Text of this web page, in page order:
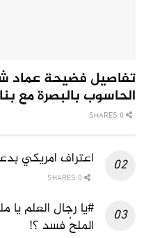
تفاصيل فضيحة عماد
الحاسوب بالبصرة مع
اعتراف امريكي
#يا رجال العلم يا
الملحُ فسد ؟!